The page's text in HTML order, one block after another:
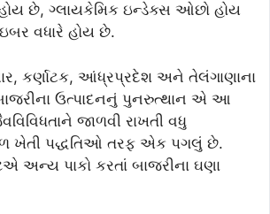
છે, ગ્લાયકેમિક ઇન્ડેક્સ ઓછો હોય
વધારે હોય છે.
કર્ણાટક, આંધ્રપ્રદેશ અને તેલંગાણાના
બાજરીના ઉત્પાદનનું પુનરુત્થાન એ આ
જાળવી રાખતી વધુ
ખેતી પદ્ધતિઓ તરફ એક પગલું છે.
અન્ય પાકો કરતાં બાજરીના ઘણા